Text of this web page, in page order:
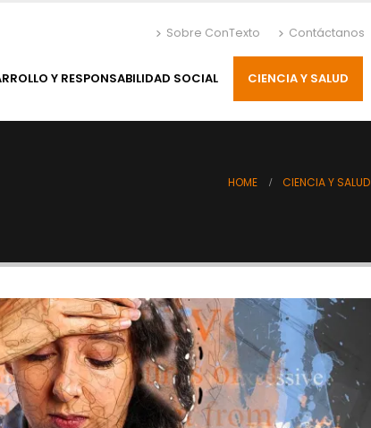
Sobre ConTexto Contáctanos
Y RESPONSABILIDAD SOCIAL CIENCIA Y SALUD
HOME CIENCIA Y SALUD